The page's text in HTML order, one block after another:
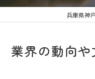
兵庫県神
業界の動向